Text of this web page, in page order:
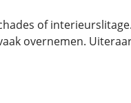
of
overnemen.